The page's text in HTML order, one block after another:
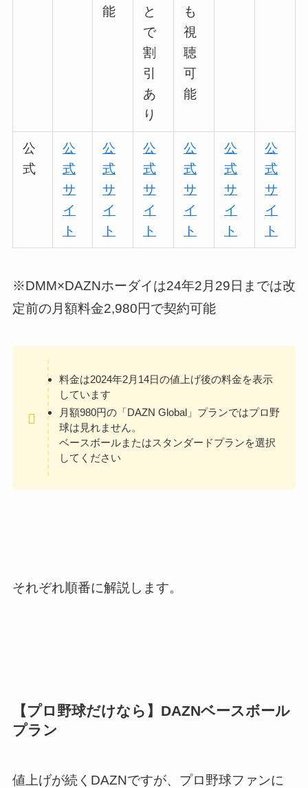
能
と
で
割
引
あ
り
も
視
聴
可
能
公
式
公
式
サ
イ
ト
公
式
サ
イ
ト
公
式
サ
イ
ト
公
式
サ
イ
ト
公
式
サ
イ
ト
公
式
サ
イ
ト
※DMM×DAZNホーダイは24年2月29日までは改
定前の月額料金2,980円で契約可能
料金は2024年2月14日の値上げ後の料金を表示
しています
月額980円の「DAZN Global」プランではプロ野
球は見れません。
ベースボールまたはスタンダードプランを選択
してください
それぞれ順番に解説します。
【プロ野球だけなら】DAZNベースボール
プラン
値上げが続くDAZNですが、プロ野球ファンに